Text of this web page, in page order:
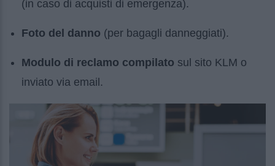
(in caso di acquisti di emergenza).
Foto del danno (per bagagli danneggiati).
Modulo di reclamo compilato sul sito KLM o
inviato via email.